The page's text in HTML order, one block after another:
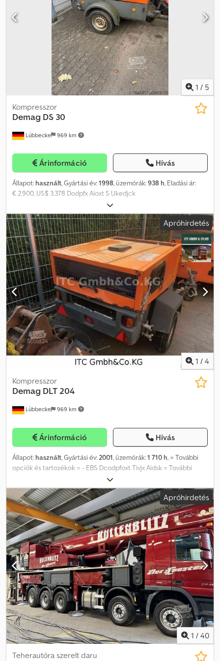
60% TELJES ÖSSZTÖMEG: 24.000 kg Eladási ár: € 77.779,
US$ 88.610
1 / 5
Lübbecke 969 km
Kompresszor
Demag DS 30
Árinformáció Hívás
Állapot: használt, Gyártási év:1998, üzemórák:938 h, Eladási ár:
€ 2.900, US$ 3.378 Dodpfx Aioxt S Ukedjck
Apróhirdetés
1 / 4
Lübbecke 969 km
Kompresszor
Demag DLT 204
Árinformáció Hívás
Állapot: használt, Gyártási év: 2001, üzemórák:1 710 h, = További
opciók és tartozékok = - EBS Dcodpfoxt Tivjx Aidsk = További
információk = Eladási ár: € 2.599, US$ 3.027
Apróhirdetés
1 / 40
Teherautóra szerelt daru